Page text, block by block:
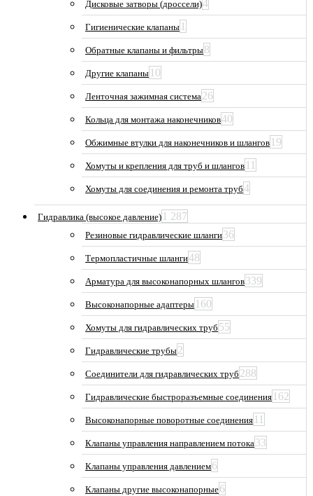
Дисковые затворы (дроссели)4
Гигиенические клапаны 1
Обратные клапаны и фильтры8
Другие клапаны 10
Ленточная зажимная система26
Кольца для монтажа наконечников40
Обжимные втулки для наконечников и шлангов 19
Хомуты и крепления для труб и шлангов 11
Хомуты для соединения и ремонта труб4
Гидравлика (высокое давление) 1 287
Резиновые гидравлические шланги36
Термопластичные шланги48
Арматура для высоконапорных шлангов339
Высоконапорные адаптеры 160
Хомуты для гидравлических труб 55
Гидравлические трубы2
Соединители для гидравлических труб 288
Гидравлические быстроразъемные соединения 162
Высоконапорные поворотные соединения 11
Клапаны управления направлением потока33
Клапаны управления давлением6
Клапаны другие высоконапорные6